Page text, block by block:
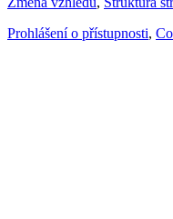
Prohlášení o přístupnosti,